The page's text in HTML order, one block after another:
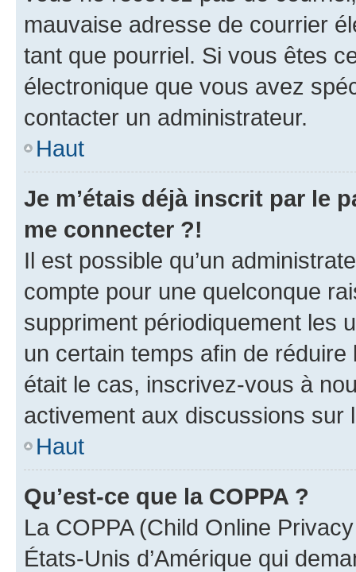
mauvaise adresse de courrier
tant que pourriel. Si vous êtes
électronique que vous avez
contacter un administrateur.
Haut
Je m’étais déjà inscrit par le
me connecter ?!
Il est possible qu’un
compte pour une quelconque
suppriment périodiquement les
un certain temps afin de
était le cas, inscrivez-vous à
activement aux discussions sur
Haut
Qu’est-ce que la COPPA ?
La COPPA (Child Online
États-Unis d’Amérique qui